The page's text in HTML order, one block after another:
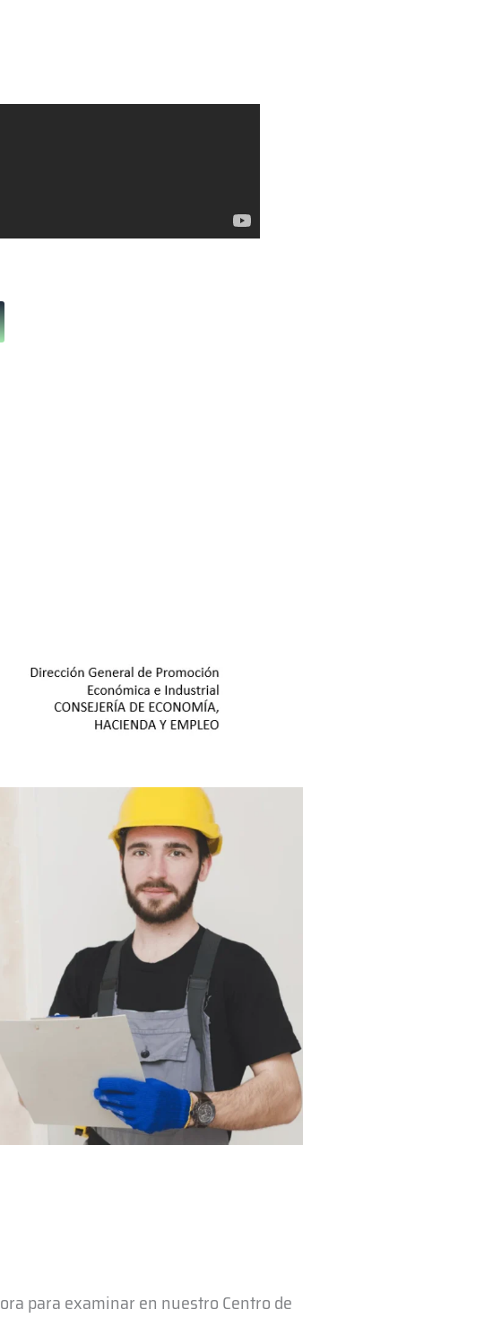
para examinar en nuestro Centro de